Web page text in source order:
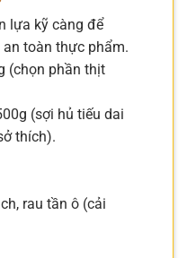
lựa kỹ càng để
toàn thực phẩm.
(chọn phần thịt
(sợi hủ tiếu dai
thích).
rau tần ô (cải